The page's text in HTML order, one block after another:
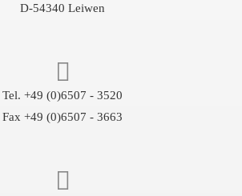
D-54340 Leiwen
Tel. +49 (0)6507 - 3520
Fax +49 (0)6507 - 3663